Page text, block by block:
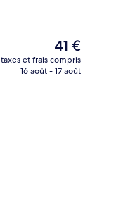
Le
prix
actuel
41 €
taxes et frais compris
16 août - 17 août